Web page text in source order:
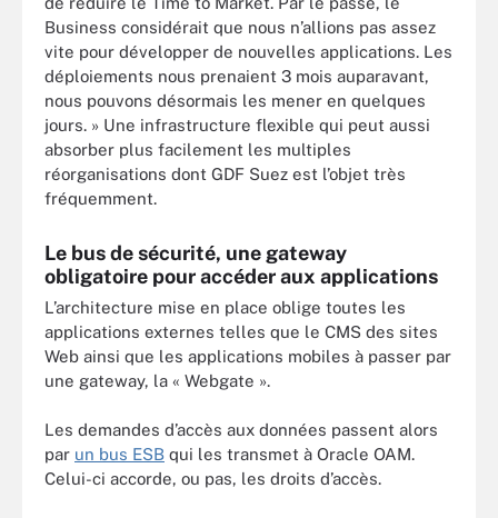
Business considérait que nous n’allions pas assez
vite pour développer de nouvelles applications. Les
déploiements nous prenaient 3 mois auparavant,
nous pouvons désormais les mener en quelques
jours. » Une infrastructure flexible qui peut aussi
absorber plus facilement les multiples
réorganisations dont GDF Suez est l’objet très
fréquemment.
Le bus de sécurité, une gateway
obligatoire pour accéder aux applications
L’architecture mise en place oblige toutes les
applications externes telles que le CMS des sites
Web ainsi que les applications mobiles à passer par
une gateway, la « Webgate ».
Les demandes d’accès aux données passent alors
par un bus ESB qui les transmet à Oracle OAM.
Celui-ci accorde, ou pas, les droits d’accès.